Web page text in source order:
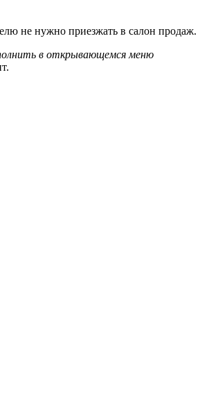
не нужно приезжать в салон продаж.
в открывающемся меню